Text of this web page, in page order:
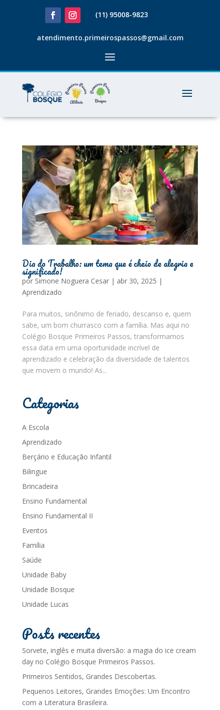
atendimento.primeirospassos@gmail.com
(11) 95008-9823
Dia do Trabalho: um tema que é cheio de alegria e
significado!
por Simone Noguera Cesar| abr 30, 2025 |
Aprendizado
Para muitos, sinônimo de feriado, descanso e, quem
sabe, um bom churrasco com a família. Mas aqui no
Colégio Bosque Primeiros Passos, transformamos
essa data em uma oportunidade incrível de
aprendizado e celebração da diversidade de talentos
que movem o mundo! As...
Categorias
A Escola
Aprendizado
Berçário e Educação Infantil
Bilingue
Brincadeira
Ensino Fundamental
Ensino Fundamental II
Eventos
Família
Saúde
Unidade Baby
Unidade Bosque
Unidade Lucas
Posts recentes
Sorvete, inglês e muita diversão: a magia do ice cream
day no Colégio Bosque Primeiros Passos.
Primeiros Sentidos, Grandes Descobertas.
Pequenos Leitores, Grandes Emoções: Um Encontro
com a Literatura Brasileira.